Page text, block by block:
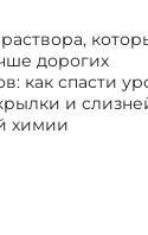
дорогих
как спасти
и
химии